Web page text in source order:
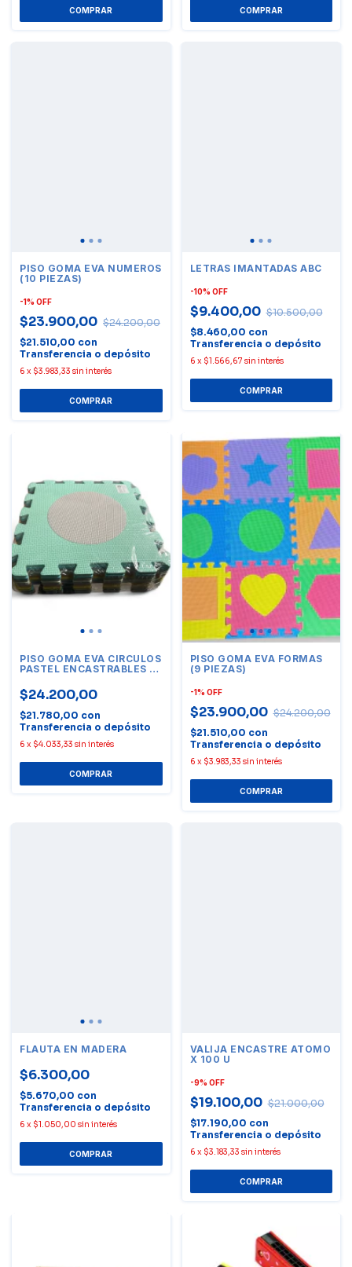
PISO GOMA EVA NUMEROS
(10 PIEZAS)
-1% OFF
$23.900,00 $24.200,00
$21.510,00 con
Transferencia o depósito
6 x $3.983,33 sin interés
LETRAS IMANTADAS ABC
-10% OFF
$9.400,00 $10.500,00
$8.460,00 con
Transferencia o depósito
6 x $1.566,67 sin interés
PISO GOMA EVA CIRCULOS
PASTEL ENCASTRABLES (9
$24.200,00
$21.780,00 con
Transferencia o depósito
6 x $4.033,33 sin interés
PISO GOMA EVA FORMAS
(9 PIEZAS)
-1% OFF
$23.900,00 $24.200,00
$21.510,00 con
Transferencia o depósito
6 x $3.983,33 sin interés
FLAUTA EN MADERA
$6.300,00
$5.670,00 con
Transferencia o depósito
6 x $1.050,00 sin interés
VALIJA ENCASTRE ATOMO
X 100 U
-9% OFF
$19.100,00 $21.000,00
$17.190,00 con
Transferencia o depósito
6 x $3.183,33 sin interés